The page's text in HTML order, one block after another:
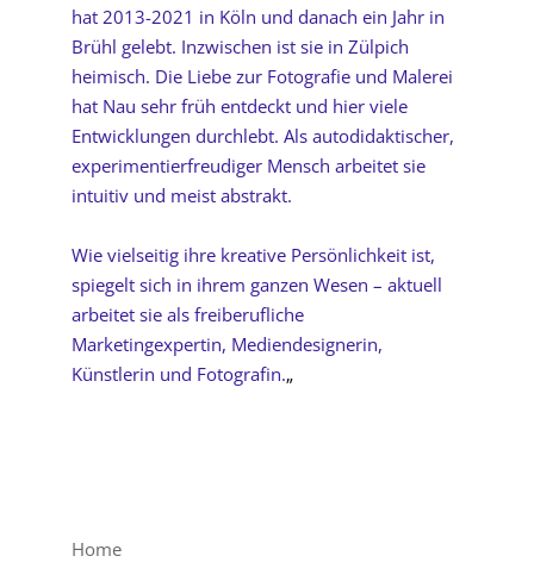
hat 2013-2021 in Köln und danach ein Jahr in
Brühl gelebt. Inzwischen ist sie in Zülpich
heimisch. Die Liebe zur Fotografie und Malerei
hat Nau sehr früh entdeckt und hier viele
Entwicklungen durchlebt. Als autodidaktischer,
experimentierfreudiger Mensch arbeitet sie
intuitiv und meist abstrakt.
Wie vielseitig ihre kreative Persönlichkeit ist,
spiegelt sich in ihrem ganzen Wesen – aktuell
arbeitet sie als freiberufliche
Marketingexpertin, Mediendesignerin,
Künstlerin und Fotografin.„
Home